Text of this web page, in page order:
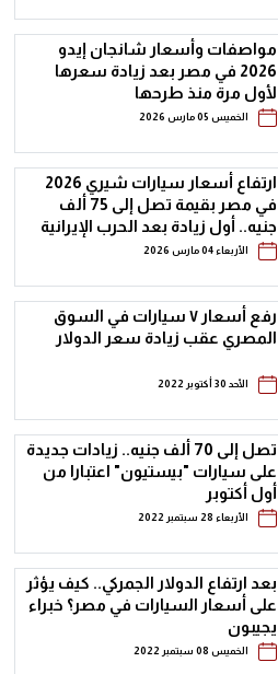
مواصفات وأسعار شانجان إيدو
2026 في مصر بعد زيادة سعرها
لأول مرة منذ طرحها
الخميس 05 مارس 2026
ارتفاع أسعار سيارات شيري 2026
في مصر بقيمة تصل إلى 75 ألف
جنيه.. أول زيادة بعد الحرب الإيرانية
الأمريكية
الأربعاء 04 مارس 2026
رفع أسعار ٧ سيارات في السوق
المصري عقب زيادة سعر الدولار
الأحد 30 أكتوبر 2022
تصل إلى 70 ألف جنيه.. زيادات جديدة
على سيارات "بيستيون" اعتبارا من
أول أكتوبر
الأربعاء 28 سبتمبر 2022
بعد ارتفاع الدولار الجمركي.. كيف يؤثر
على أسعار السيارات في مصر؟ خبراء
يجيبون
الخميس 08 سبتمبر 2022